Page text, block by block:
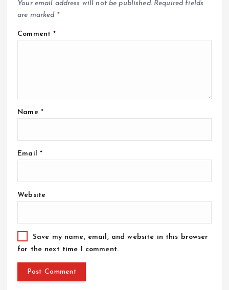
Your email address will not be published. Required fields
are marked *
Comment*
Name *
Email *
Website
Save my name, email, and website in this browser
for the next time I comment.